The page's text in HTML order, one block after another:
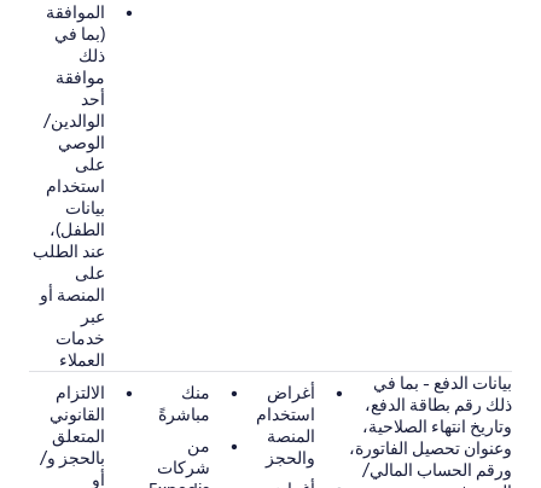
الموافقة
(بما في
ذلك
موافقة
أحد
الوالدين/
الوصي
على
استخدام
بيانات
الطفل)،
عند الطلب
على
المنصة أو
عبر
خدمات
العملاء
بيانات الدفع - بما في
ذلك رقم بطاقة الدفع،
وتاريخ انتهاء الصلاحية،
وعنوان تحصيل الفاتورة،
ورقم الحساب المالي/
أغراض
استخدام
المنصة
والحجز
منك
مباشرةً
من
شركات
الالتزام
القانوني
المتعلق
بالحجز و/
أو